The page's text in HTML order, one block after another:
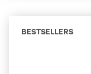
BESTSELLERS